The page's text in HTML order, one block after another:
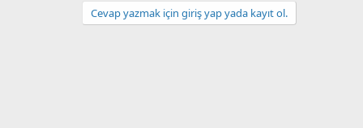
Cevap yazmak için giriş yap yada kayıt ol.